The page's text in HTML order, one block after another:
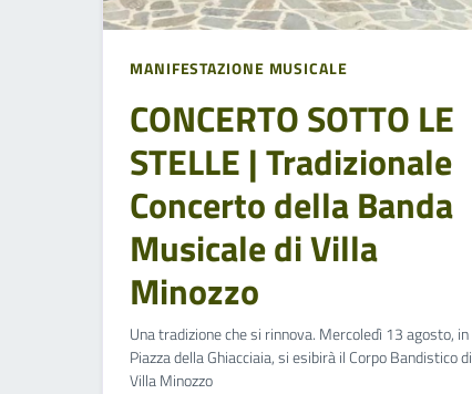
MANIFESTAZIONE MUSICALE
CONCERTO SOTTO LE
STELLE | Tradizionale
Concerto della Banda
Musicale di Villa
Minozzo
Una tradizione che si rinnova. Mercoledì 13 agosto, in
Piazza della Ghiacciaia, si esibirà il Corpo Bandistico di
Villa Minozzo